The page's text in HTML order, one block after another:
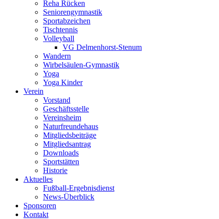
Reha Rücken
Seniorengymnastik
Sportabzeichen
Tischtennis
Volleyball
VG Delmenhorst-Stenum
Wandern
Wirbelsäulen-Gymnastik
Yoga
Yoga Kinder
Verein
Vorstand
Geschäftsstelle
Vereinsheim
Naturfreundehaus
Mitgliedsbeiträge
Mitgliedsantrag
Downloads
Sportstätten
Historie
Aktuelles
Fußball-Ergebnisdienst
News-Überblick
Sponsoren
Kontakt